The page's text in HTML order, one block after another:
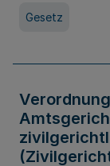
Gesetz